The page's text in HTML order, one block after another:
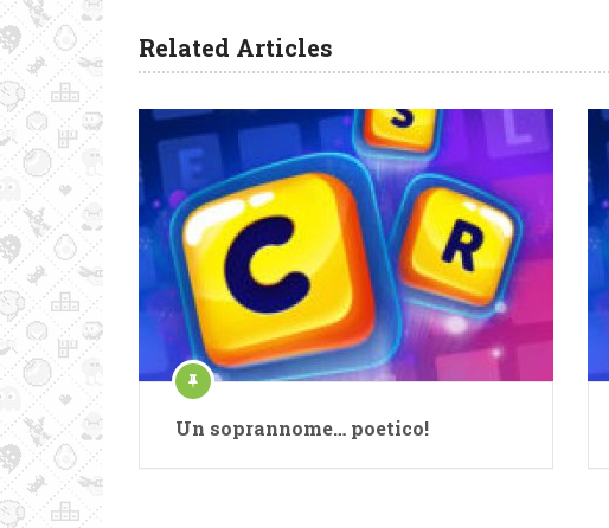
Related Articles
Un soprannome… poetico!